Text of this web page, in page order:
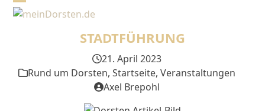
SkipOpen
Close
STADTFÜHRUNG
21. April 2023
Rund um Dorsten, Startseite, Veranstaltungen
Axel Brepohl